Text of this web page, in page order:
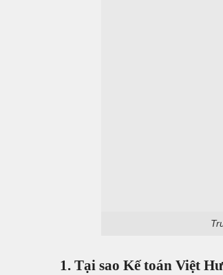
1. Tại sao Kế toán Việt